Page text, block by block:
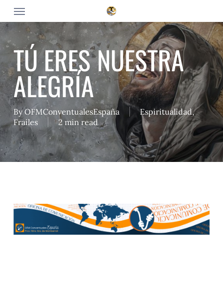
main
content
Menu
TÚ ERES NUESTRA
ALEGRÍA
By OFMConventualesEspaña Espiritualidad,
Frailes
2 min read